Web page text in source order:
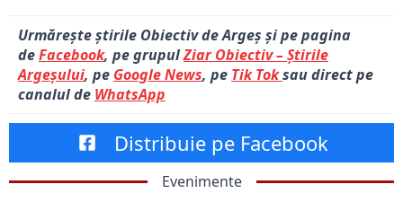
Urmărește știrile Obiectiv de Argeș și pe pagina
deFacebook, pe grupulZiar Obiectiv – Știrile
Argeșului, pe Google News, pe Tik Toksau direct pe
canalul de WhatsApp
Distribuie pe Facebook
Evenimente